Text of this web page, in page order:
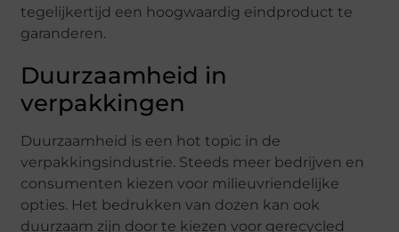
tegelijkertijd een hoogwaardig eindproduct te
garanderen.
Duurzaamheid in
verpakkingen
Duurzaamheid is een hot topic in de
verpakkingsindustrie. Steeds meer bedrijven en
consumenten kiezen voor milieuvriendelijke
opties. Het bedrukken van dozen kan ook
duurzaam zijn door te kiezen voor gerecycled